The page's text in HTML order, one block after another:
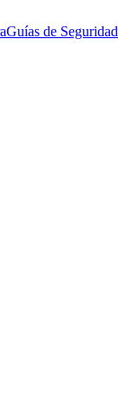
Guías de Seguridad